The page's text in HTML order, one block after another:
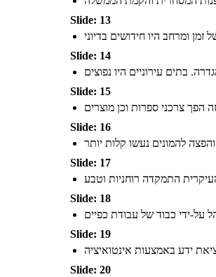
Slide: 13
Slide: 14
Slide: 15
Slide: 16
Slide: 17
Slide: 18
Slide: 19
Slide: 20